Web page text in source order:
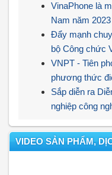
VinaPhone là
Nam năm 2023
Đẩy mạnh
bộ Công chức
VNPT - Tiên
phương thức
Sắp diễn ra
nghiệp công
VIDEO SẢN PHẨM,